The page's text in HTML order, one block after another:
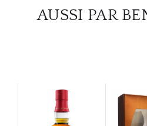
AUSSI PAR